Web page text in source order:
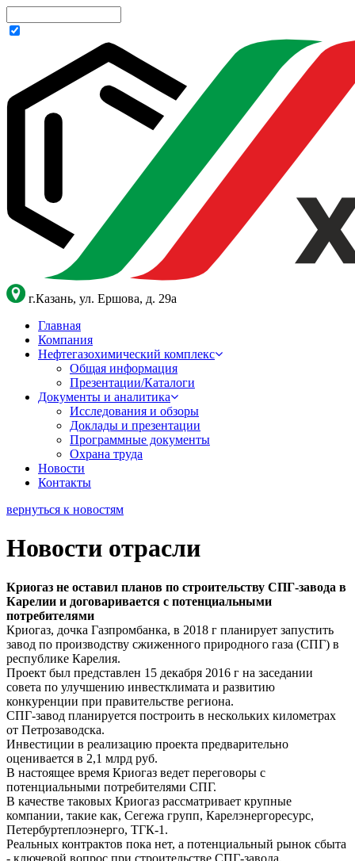
г.Казань, ул. Ершова, д. 29а
Главная
Компания
Нефтегазохимический комплекс
Общая информация
Презентации/Каталоги
Документы и аналитика
Исследования и обзоры
Доклады и презентации
Программные документы
Охрана труда
Новости
Контакты
вернуться к новостям
Новости отрасли
Криогаз не оставил планов по строительству СПГ-завода в
Карелии и договаривается с потенциальными
потребителями
Криогаз, дочка Газпромбанка, в 2018 г планирует запустить
завод по производству сжиженного природного газа (СПГ) в
республике Карелия.
Проект был представлен 15 декабря 2016 г на заседании
совета по улучшению инвестклимата и развитию
конкуренции при правительстве региона.
СПГ-завод планируется построить в нескольких километрах
от Петрозаводска.
Инвестиции в реализацию проекта предварительно
оценивается в 2,1 млрд руб.
В настоящее время Криогаз ведет переговоры с
потенциальными потребителями СПГ.
В качестве таковых Криогаз рассматривает крупные
компании, такие как, Сегежа групп, Карелэнергоресурс,
Петербуртеплоэнерго, ТГК-1.
Реальных контрактов пока нет, а потенциальный рынок сбыта
- ключевой вопрос при строительстве СПГ-завода.